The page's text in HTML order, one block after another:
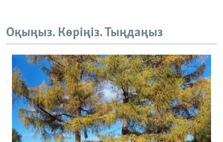
Оқыңыз. Көріңіз. Тыңдаңыз